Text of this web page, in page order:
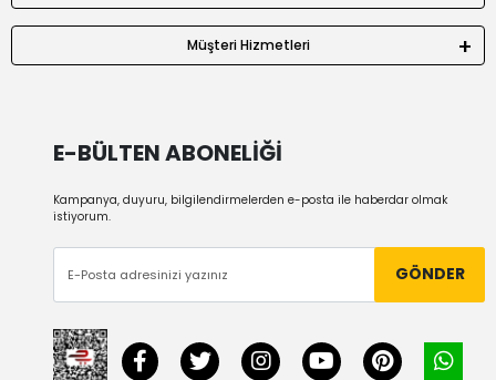
Müşteri Hizmetleri
E-BÜLTEN ABONELİĞİ
Kampanya, duyuru, bilgilendirmelerden e-posta ile haberdar olmak
istiyorum.
GÖNDER